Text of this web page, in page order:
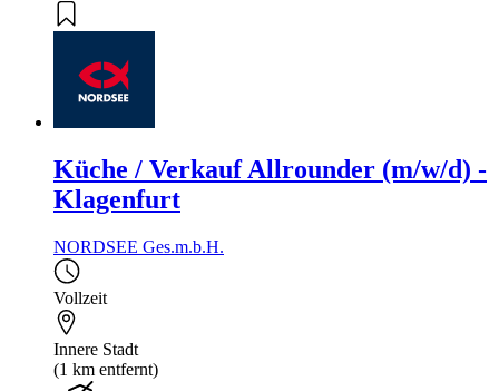
Küche / Verkauf Allrounder (m/w/d) -
Klagenfurt
NORDSEE Ges.m.b.H.
Vollzeit
Innere Stadt
(1 km entfernt)